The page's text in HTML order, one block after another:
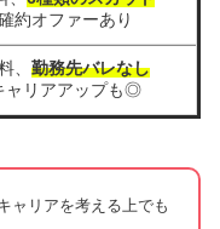
約オファーあり
、 勤務先バレなし
ャリアアップも◎
ャリアを考える上でも